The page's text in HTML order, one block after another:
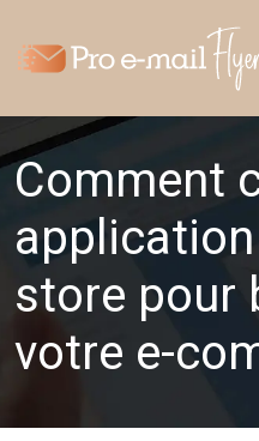
Comment
store pour
votre e-